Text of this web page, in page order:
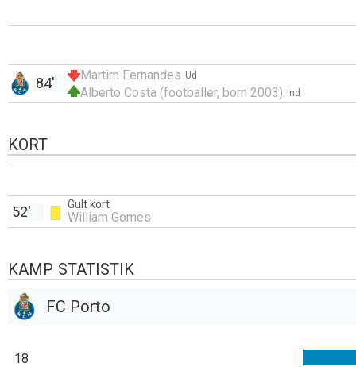
Ud
Martim Fernandes
Ind
Alberto Costa (footballer, born 2003)
84'
KORT
Gult kort
William Gomes
52'
KAMP STATISTIK
FC Porto
18